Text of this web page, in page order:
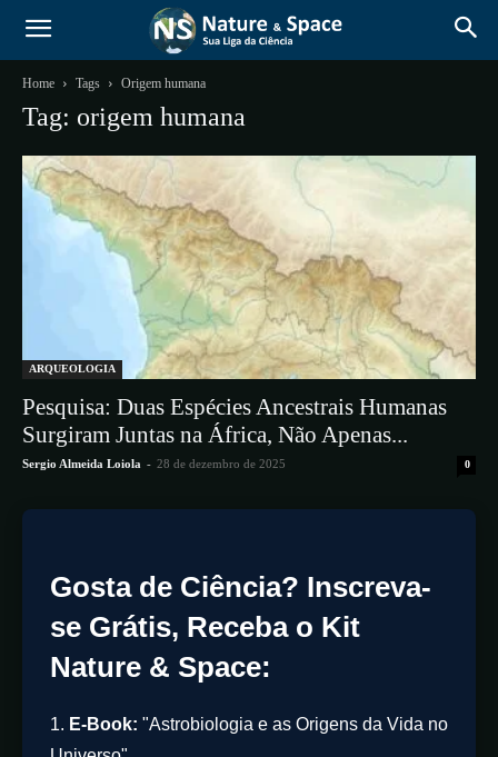
Home Tags Origem humana
Tag: origem humana
ARQUEOLOGIA
Pesquisa: Duas Espécies Ancestrais Humanas
Surgiram Juntas na África, Não Apenas...
Sergio Almeida Loiola - 28 de dezembro de 2025 0
Gosta de Ciência? Inscreva-
se Grátis, Receba o Kit
Nature & Space:
1. E-Book: "Astrobiologia e as Origens da Vida no